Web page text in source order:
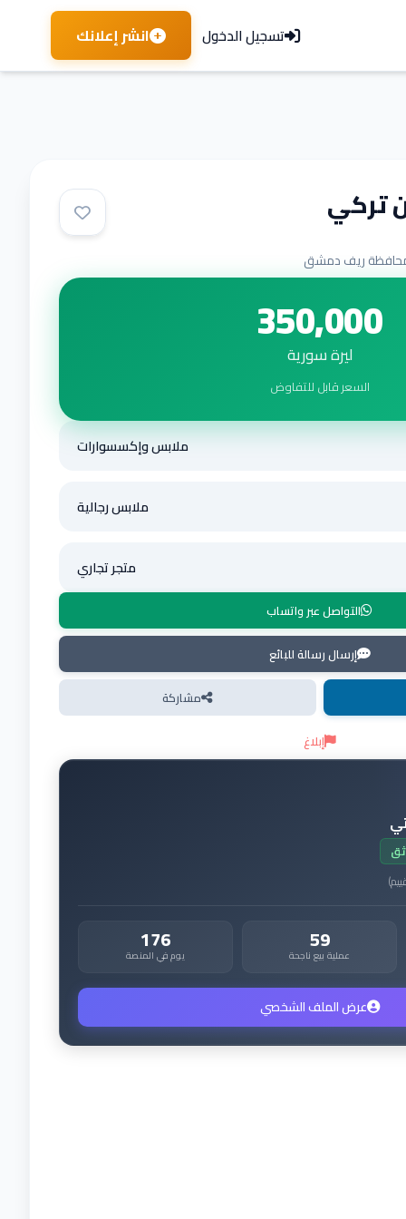
تسجيل الدخول انشر إعلانك
تركي
ريف دمشق
350,000
ليرة سورية
السعر قابل للتفاوض
ملابس وإكسسوارات
ملابس رجالية
متجر تجاري
التواصل عبر واتساب
إرسال رسالة للبائع
مشاركة
إبلاغ
)
59
عملية بيع ناجحة 176
يوم في المنصة
عرض الملف الشخصي